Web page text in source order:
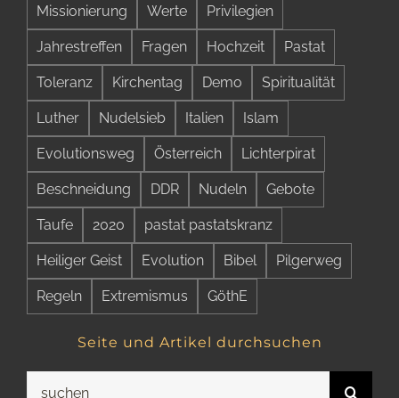
Missionierung Werte Privilegien
Jahrestreffen Fragen Hochzeit Pastat
Toleranz Kirchentag Demo Spiritualität
Luther Nudelsieb Italien Islam
Evolutionsweg Österreich Lichterpirat
Beschneidung DDR Nudeln Gebote
Taufe 2020 pastat pastatskranz
Heiliger Geist Evolution Bibel Pilgerweg
Regeln Extremismus GöthE
Seite und Artikel durchsuchen